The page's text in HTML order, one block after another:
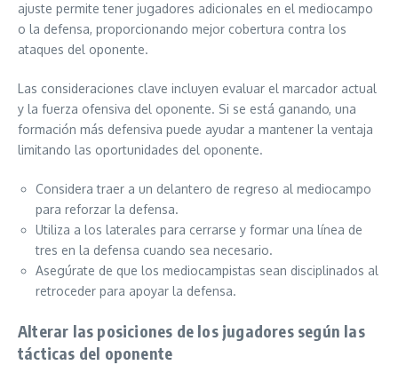
ajuste permite tener jugadores adicionales en el mediocampo
o la defensa, proporcionando mejor cobertura contra los
ataques del oponente.
Las consideraciones clave incluyen evaluar el marcador actual
y la fuerza ofensiva del oponente. Si se está ganando, una
formación más defensiva puede ayudar a mantener la ventaja
limitando las oportunidades del oponente.
Considera traer a un delantero de regreso al mediocampo
para reforzar la defensa.
Utiliza a los laterales para cerrarse y formar una línea de
tres en la defensa cuando sea necesario.
Asegúrate de que los mediocampistas sean disciplinados al
retroceder para apoyar la defensa.
Alterar las posiciones de los jugadores según las
tácticas del oponente